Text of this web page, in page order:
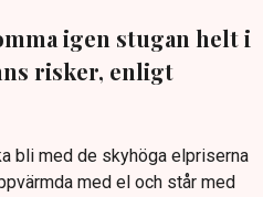
igen stugan helt i
risker, enligt
bli med de skyhöga elpriserna
med el och står med